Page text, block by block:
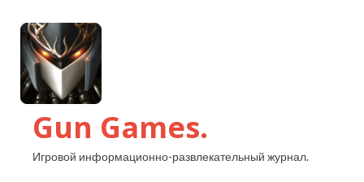
Gun Games.
Игровой информационно-развлекательный журнал.